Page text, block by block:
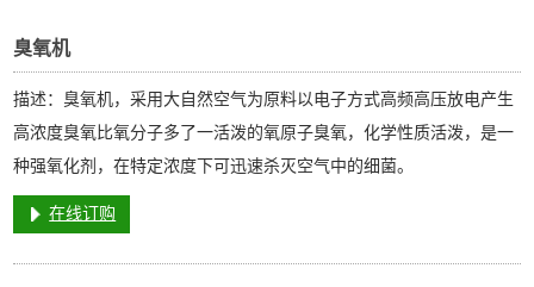
臭氧机
描述：臭氧机，采用大自然空气为原料以电子方式高频高压放电产生
高浓度臭氧比氧分子多了一活泼的氧原子臭氧，化学性质活泼，是一
种强氧化剂，在特定浓度下可迅速杀灭空气中的细菌。
在线订购